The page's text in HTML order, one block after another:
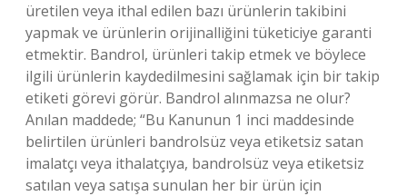
üretilen veya ithal edilen bazı ürünlerin takibini
yapmak ve ürünlerin orijinalliğini tüketiciye garanti
etmektir. Bandrol, ürünleri takip etmek ve böylece
ilgili ürünlerin kaydedilmesini sağlamak için bir takip
etiketi görevi görür. Bandrol alınmazsa ne olur?
Anılan maddede; “Bu Kanunun 1 inci maddesinde
belirtilen ürünleri bandrolsüz veya etiketsiz satan
imalatçı veya ithalatçıya, bandrolsüz veya etiketsiz
satılan veya satışa sunulan her bir ürün için